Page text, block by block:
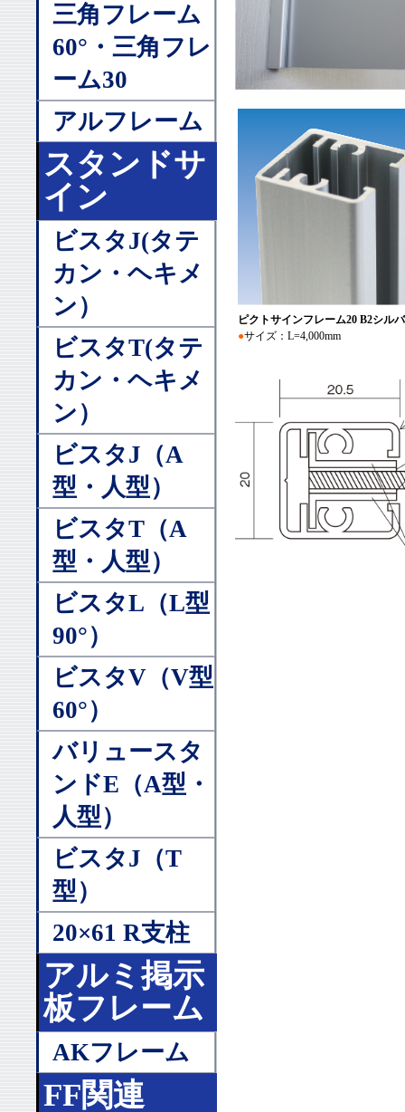
三角フレーム
60°・三角フレ
ーム30
アルフレーム
スタンドサ
イン
ビスタJ(タテ
カン・ヘキメ
ン）
ビスタT(タテ
カン・ヘキメ
ン）
ビスタJ（A
型・人型）
ビスタT（A
型・人型）
ビスタL（L型
90°）
ビスタV（V型
60°）
バリュースタ
ンドE（A型・
人型）
ビスタJ（T
型）
20×61 R支柱
アルミ掲示
板フレーム
AKフレーム
FF関連
ピクトサインフレーム20 B2シル
●サイズ：L=4,000mm